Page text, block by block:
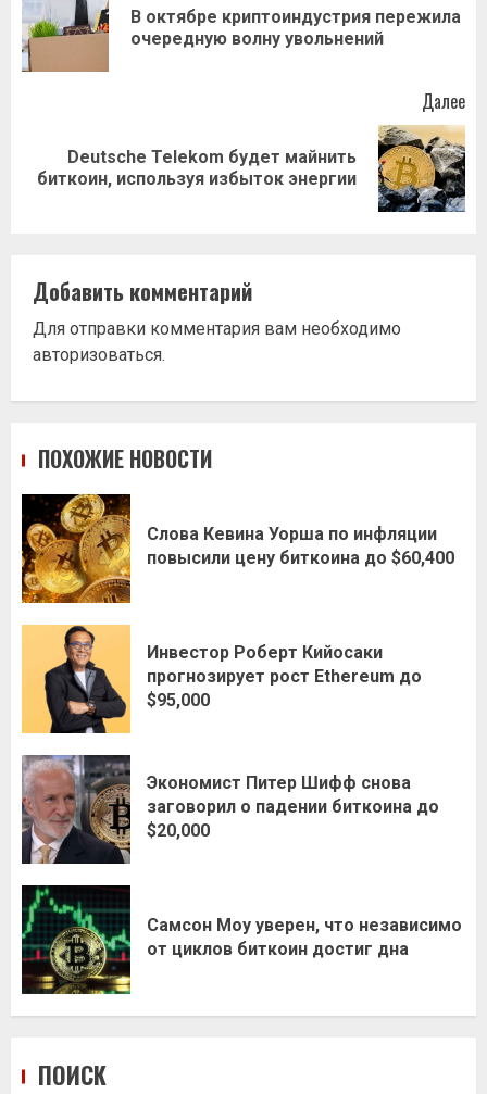
записи
В октябре криптоиндустрия пережила
очередную волну увольнений
Далее
Следующая
запись:
Deutsche Telekom будет майнить
биткоин, используя избыток энергии
Добавить комментарий
Для отправки комментария вам необходимо
авторизоваться.
ПОХОЖИЕ НОВОСТИ
Слова Кевина Уорша по инфляции
повысили цену биткоина до $60,400
Инвестор Роберт Кийосаки
прогнозирует рост Ethereum до
$95,000
Экономист Питер Шифф снова
заговорил о падении биткоина до
$20,000
Самсон Моу уверен, что независимо
от циклов биткоин достиг дна
ПОИСК